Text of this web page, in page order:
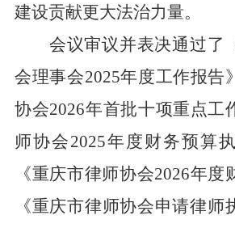
建设贡献更大法治力量。
会议审议并表决通过了
会理事会2025年度工作报告
协会2026年首批十项重点工
师协会2025年度财务预算
《重庆市律师协会2026年度
《重庆市律师协会申请律师